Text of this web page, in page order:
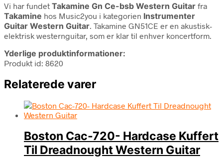
Vi har fundet Takamine Gn Ce-bsb Western Guitar fra
Takamine hos Music2you i kategorien Instrumenter
Guitar Western Guitar. Takamine GN51CE er en akustisk-
elektrisk westernguitar, som er klar til enhver koncertform.
Yderlige produktinformationer:
Produkt id: 8620
Relaterede varer
Boston Cac-720- Hardcase Kuffert
Til Dreadnought Western Guitar